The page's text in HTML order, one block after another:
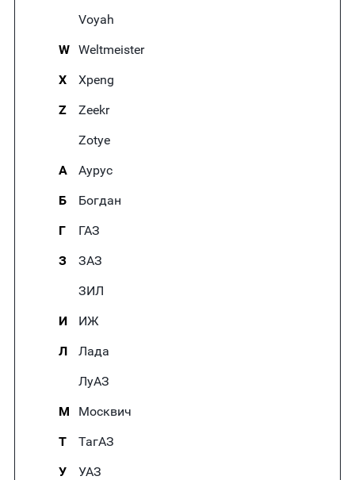
Voyah
W Weltmeister
X
Xpeng
Z
Zeekr
Zotye
А
Аурус
Б
Богдан
Г
ГАЗ
З
ЗАЗ
ЗИЛ
И
ИЖ
Л
Лада
ЛуАЗ
М
Москвич
Т
ТагАЗ
У
УАЗ